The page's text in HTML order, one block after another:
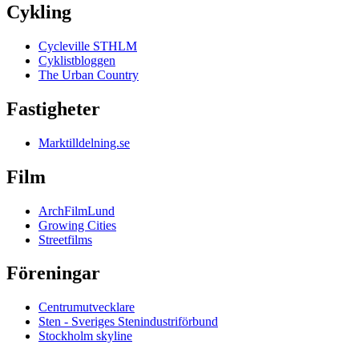
Cykling
Cycleville STHLM
Cyklistbloggen
The Urban Country
Fastigheter
Marktilldelning.se
Film
ArchFilmLund
Growing Cities
Streetfilms
Föreningar
Centrumutvecklare
Sten - Sveriges Stenindustriförbund
Stockholm skyline